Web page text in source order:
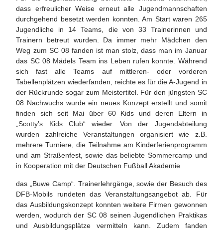
dass erfreulicher Weise erneut alle Jugendmannschaften
durchgehend besetzt werden konnten. Am Start waren 265
Jugendliche in 14 Teams, die von 33 Trainerinnen und
Trainern betreut wurden. Da immer mehr Mädchen den
Weg zum SC 08 fanden ist man stolz, dass man im Januar
das SC 08 Mädels Team ins Leben rufen konnte. Während
sich fast alle Teams auf mittleren- oder vorderen
Tabellenplätzen wiederfanden, reichte es für die A-Jugend in
der Rückrunde sogar zum Meistertitel. Für den jüngsten SC
08 Nachwuchs wurde ein neues Konzept erstellt und somit
finden sich seit Mai über 60 Kids und deren Eltern in
„Scotty’s Kids Club“ wieder. Von der Jugendabteilung
wurden zahlreiche Veranstaltungen organisiert wie z.B.
mehrere Turniere, die Teilnahme am Kinderferienprogramm
und am Straßenfest, sowie das beliebte Sommercamp und
in Kooperation mit der Deutschen Fußball Akademie
das „Buwe Camp“. Trainerlehrgänge, sowie der Besuch des
DFB-Mobils rundeten das Veranstaltungsangebot ab. Für
das Ausbildungskonzept konnten weitere Firmen gewonnen
werden, wodurch der SC 08 seinen Jugendlichen Praktikas
und Ausbildungsplätze vermitteln kann. Zudem fanden